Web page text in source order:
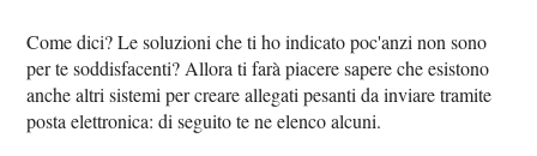
Come dici? Le soluzioni che ti ho indicato poc'anzi non sono
per te soddisfacenti? Allora ti farà piacere sapere che esistono
anche altri sistemi per creare allegati pesanti da inviare tramite
posta elettronica: di seguito te ne elenco alcuni.